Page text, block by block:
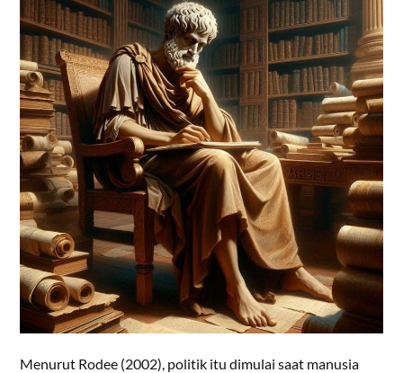
Menurut Rodee (2002), politik itu dimulai saat manusia